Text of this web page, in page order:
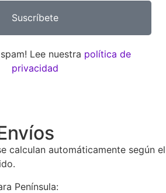
Suscríbete
Lee nuestra política de
privacidad
calculan automáticamente según el
Península: